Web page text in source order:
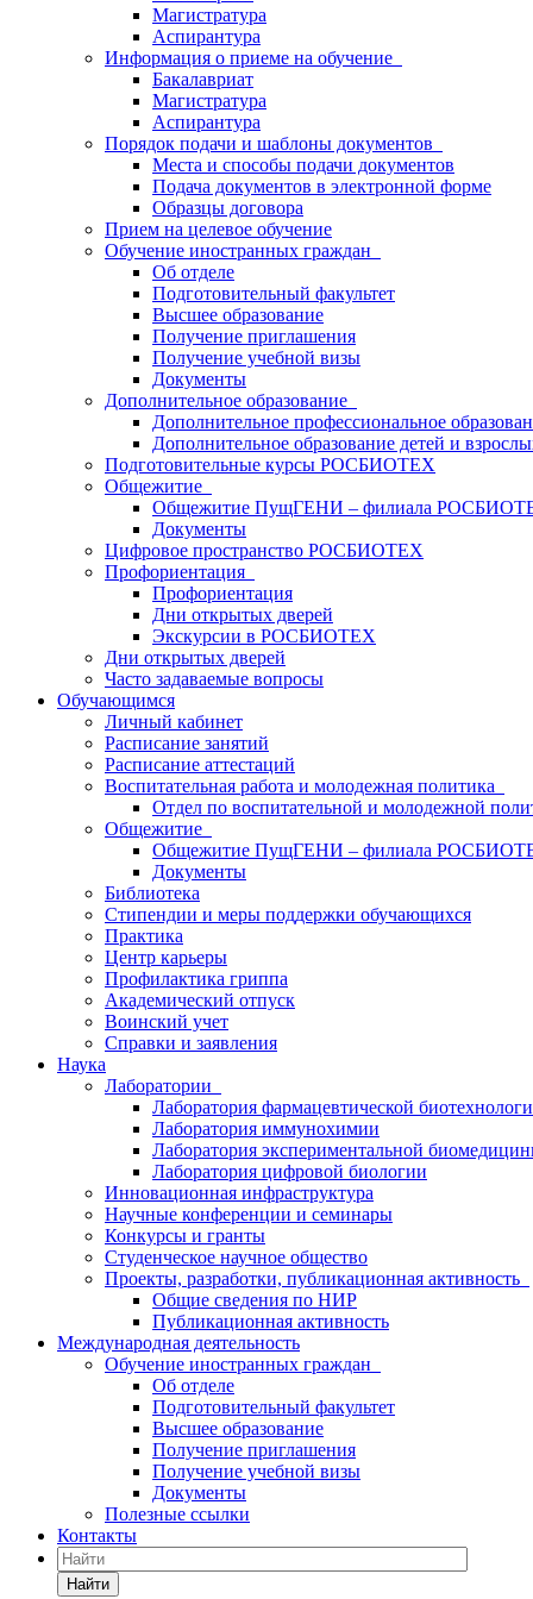
Магистратура
Аспирантура
Информация о приеме на обучение
Бакалавриат
Магистратура
Аспирантура
Порядок подачи и шаблоны документов
Места и способы подачи документов
Подача документов в электронной форме
Образцы договора
Прием на целевое обучение
Обучение иностранных граждан
Об отделе
Подготовительный факультет
Высшее образование
Получение приглашения
Получение учебной визы
Документы
Дополнительное образование
Дополнительное профессиональное
Дополнительное образование детей и
Подготовительные курсы РОСБИОТЕХ
Общежитие
Общежитие ПущГЕНИ – филиала
Документы
Цифровое пространство РОСБИОТЕХ
Профориентация
Профориентация
Дни открытых дверей
Экскурсии в РОСБИОТЕХ
Дни открытых дверей
Часто задаваемые вопросы
Обучающимся
Личный кабинет
Расписание занятий
Расписание аттестаций
Воспитательная работа и молодежная политика
Отдел по воспитательной и молодежной
Общежитие
Общежитие ПущГЕНИ – филиала
Документы
Библиотека
Стипендии и меры поддержки обучающихся
Практика
Центр карьеры
Профилактика гриппа
Академический отпуск
Воинский учет
Справки и заявления
Наука
Лаборатории
Лаборатория фармацевтической
Лаборатория иммунохимии
Лаборатория экспериментальной
Лаборатория цифровой биологии
Инновационная инфраструктура
Научные конференции и семинары
Конкурсы и гранты
Студенческое научное общество
Проекты, разработки, публикационная активность
Общие сведения по НИР
Публикационная активность
Международная деятельность
Обучение иностранных граждан
Об отделе
Подготовительный факультет
Высшее образование
Получение приглашения
Получение учебной визы
Документы
Полезные ссылки
Контакты
Найти